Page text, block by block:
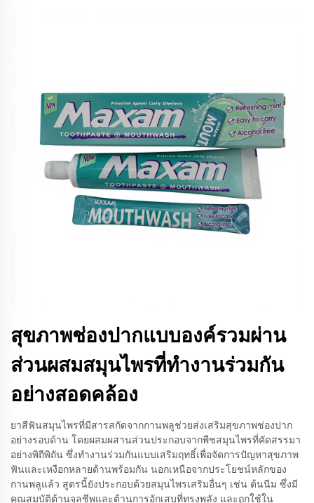
สุขภาพช่องปากแบบองค์รวมผ่าน
ส่วนผสมสมุนไพรที่ทำงานร่วมกัน
อย่างสอดคล้อง
ยาสีฟันสมุนไพรที่มีสารสกัดจากกานพลูช่วยส่งเสริมสุขภาพช่องปาก
อย่างรอบด้าน โดยผสมผสานส่วนประกอบจากพืชสมุนไพรที่คัดสรรมา
อย่างพิถีพิถัน ซึ่งทำงานร่วมกันแบบเสริมฤทธิ์เพื่อจัดการปัญหาสุขภาพ
ฟันและเหงือกหลายด้านพร้อมกัน นอกเหนือจากประโยชน์หลักของ
กานพลูแล้ว สูตรนี้ยังประกอบด้วยสมุนไพรเสริมอื่นๆ เช่น ต้นนีม ซึ่งมี
คุณสมบัติต้านจุลชีพและต้านการอักเสบที่ทรงพลัง และถูกใช้ใน